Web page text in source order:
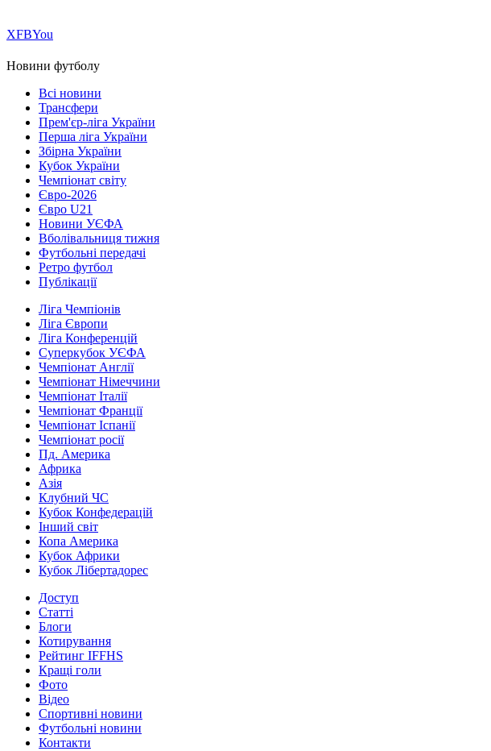
ХFBYou
Новини футболу
Всі новини
Трансфери
Прем'єр-ліга України
Перша ліга України
Збірна України
Кубок України
Чемпіонат світу
Євро-2026
Євро U21
Новини УЄФА
Вболівальниця тижня
Футбольні передачі
Ретро футбол
Публікації
Ліга Чемпіонів
Ліга Європи
Ліга Конференцій
Суперкубок УЄФА
Чемпіонат Англії
Чемпіонат Німеччини
Чемпіонат Італії
Чемпіонат Франції
Чемпіонат Іспанії
Чемпіонат росії
Пд. Америка
Африка
Азія
Клубний ЧС
Кубок Конфедерацій
Інший світ
Копа Америка
Кубок Африки
Кубок Лібертадорес
Доступ
Статті
Блоги
Котирування
Рейтинг IFFHS
Кращі голи
Фото
Відео
Спортивні новини
Футбольні новини
Контакти